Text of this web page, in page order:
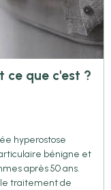
ce que c'est ?
hyperostose
bénigne et
après 50 ans.
le traitement de